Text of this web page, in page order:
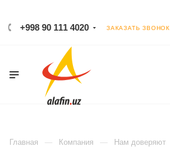
+998 90 111 4020 ЗАКАЗАТЬ ЗВОНОК
Главная Компания Нам доверяют